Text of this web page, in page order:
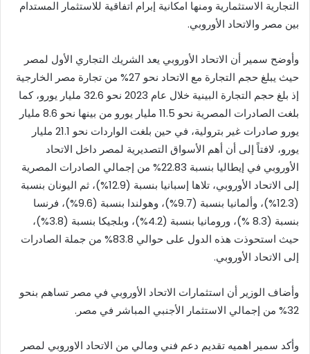
التجارية الاستثمارية ومنها امكانية إبرام اتفاقية للاستثمار المستدام
بين مصر والاتحاد الأوروبي.
وأوضح سمير أن الاتحاد الأوروبي يعد الشريك التجاري الأول لمصر
حيث يبلغ حجم التجارة مع الاتحاد نحو 27% من تجارة مصر الخارجية
إذ بلغ حجم التجارة البينية خلال عام 2023 نحو 32.6 مليار يورو، كما
بلغت الصادرات المصرية نحو 11.5 مليار يورو من بينها نحو 8.6 مليار
يورو صادرات غير بترولية، في حين بلغت الواردات نحو 21.1 مليار
يورو، لافتاً إلى أن أهم الأسواق التصديرية لمصر داخل الاتحاد
الأوروبي في إيطاليا بنسبة 22.83% من إجمالي الصادرات المصرية
إلى الاتحاد الأوروبي، تلاها إسبانيا بنسبة (12.9%)، ثم اليونان بنسبة
(12.3%)، وألمانيا بنسبة (9.7%)، وهولندا بنسبة (9.6%)، فرنسا
بنسبة (8.3 %)، ورومانيا بنسبة (4.2%)، وبلجيكا بنسبة (3.8%)،
حيث استحوذت هذه الدول على حوالي 83.8% من جملة الصادرات
إلى الاتحاد الأوروبي.
وأضاف الوزير أن استثمارات الاتحاد الأوروبي في مصر تساهم بنحو
32% من إجمالي الاستثمار الأجنبي المباشر في مصر.
وأكد سمير اهميه تقديم دعم فني ومالي من الاتحاد الاوروبي لمصر